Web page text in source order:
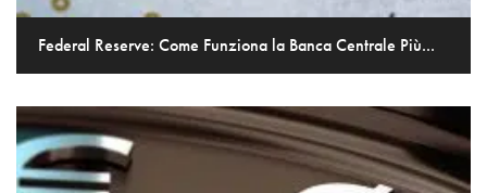
Federal Reserve: Come Funziona la Banca Centrale Più...